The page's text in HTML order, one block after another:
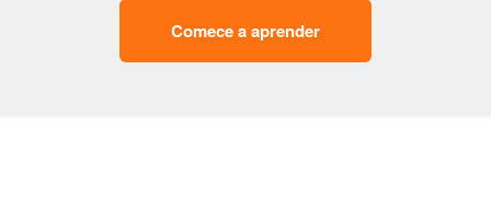
Comece a aprender